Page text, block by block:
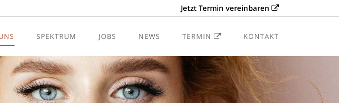
Jetzt Termin vereinbaren
SPEKTRUM
Hör- und Schwindeldiagnostik
JOBS NEWS TERMIN KONTAKT